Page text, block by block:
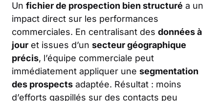
Un fichier de prospection bien structuré a un
impact direct sur les performances
commerciales. En centralisant des données à
jour et issues d’un secteur géographique
précis, l’équipe commerciale peut
immédiatement appliquer une segmentation
des prospects adaptée. Résultat : moins
d’efforts gaspillés sur des contacts peu